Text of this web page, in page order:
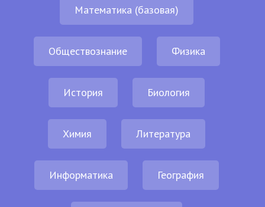
Математика (базовая)
Обществознание Физика
История Биология
Химия Литература
Информатика География